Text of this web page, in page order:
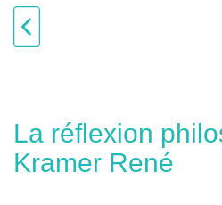
La réflexion
Kramer René